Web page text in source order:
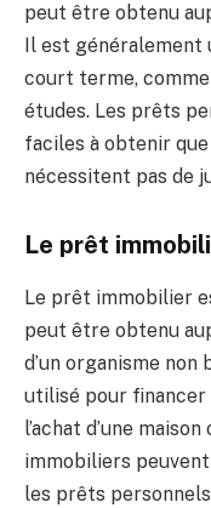
peut être obtenu
Il est
court terme, comme
études. Les prêts
faciles à obtenir
nécessitent pas de
Le prêt
Le prêt immobilier
peut être obtenu
d’un organisme
utilisé pour financer
l’achat d’une
immobiliers
les prêts